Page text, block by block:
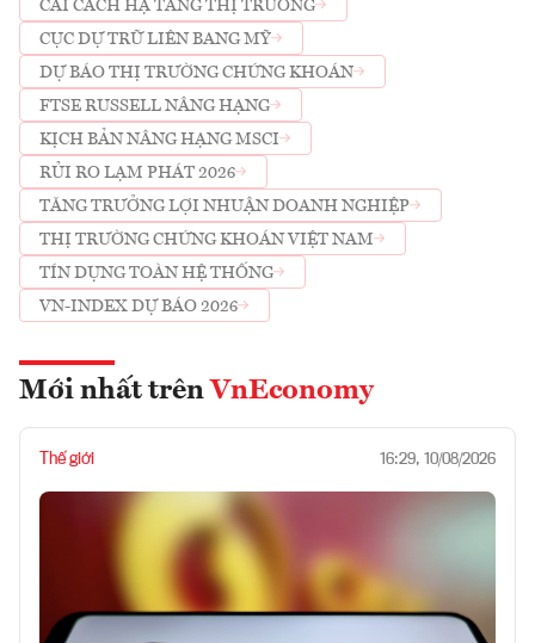
CẢI CÁCH HẠ TẦNG THỊ TRƯỜNG
CỤC DỰ TRỮ LIÊN BANG MỸ
DỰ BÁO THỊ TRƯỜNG CHỨNG KHOÁN
FTSE RUSSELL NÂNG HẠNG
KỊCH BẢN NÂNG HẠNG MSCI
RỦI RO LẠM PHÁT 2026
TĂNG TRƯỞNG LỢI NHUẬN DOANH NGHIỆP
THỊ TRƯỜNG CHỨNG KHOÁN VIỆT NAM
TÍN DỤNG TOÀN HỆ THỐNG
VN-INDEX DỰ BÁO 2026
Mới nhất trên VnEconomy
Thế giới 16:29, 10/08/2026